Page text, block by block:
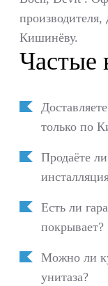
Кишинёву.
Частые
только по
Продаёте
Есть ли
покрывает?
Можно ли
унитаза?